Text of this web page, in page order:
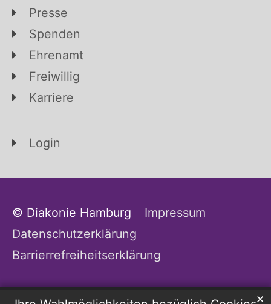
✕
Presse
Spenden
Ehrenamt
Freiwillig
Karriere
Login
© Diakonie Hamburg
Impressum
Datenschutzerklärung
Barrierrefreiheitserklärung